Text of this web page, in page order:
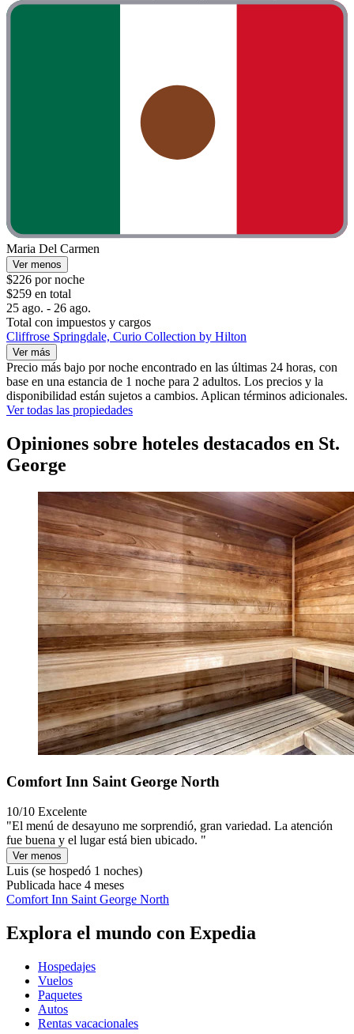
Maria Del Carmen
Ver menos
$226 por noche
$259 en total
25 ago. - 26 ago.
Total con impuestos y cargos
Cliffrose Springdale, Curio Collection by Hilton
Ver más
Precio más bajo por noche encontrado en las últimas 24 horas, con
base en una estancia de 1 noche para 2 adultos. Los precios y la
disponibilidad están sujetos a cambios. Aplican términos adicionales.
Ver todas las propiedades
Opiniones sobre hoteles destacados en St.
George
Comfort Inn Saint George North
10/10 Excelente
"El menú de desayuno me sorprendió, gran variedad. La atención
fue buena y el lugar está bien ubicado. "
Ver menos
Luis (se hospedó 1 noches)
Publicada hace 4 meses
Comfort Inn Saint George North
Explora el mundo con Expedia
Hospedajes
Vuelos
Paquetes
Autos
Rentas vacacionales